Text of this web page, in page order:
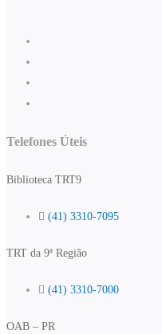
Telefones Úteis
Biblioteca TRT9
(41) 3310-7095
TRT da 9ª Região
(41) 3310-7000
OAB – PR